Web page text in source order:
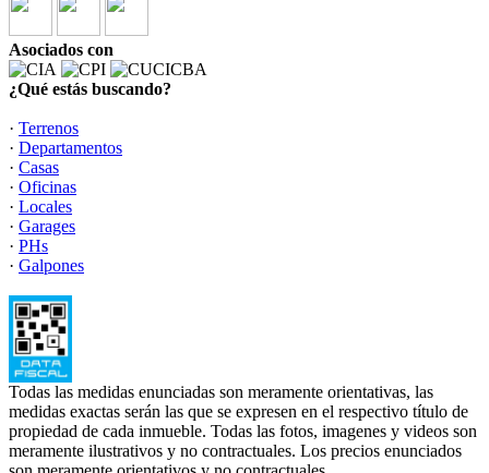
Asociados con
¿Qué estás buscando?
· Terrenos
· Departamentos
· Casas
· Oficinas
· Locales
· Garages
· PHs
· Galpones
Todas las medidas enunciadas son meramente orientativas, las
medidas exactas serán las que se expresen en el respectivo título de
propiedad de cada inmueble. Todas las fotos, imagenes y videos son
meramente ilustrativos y no contractuales. Los precios enunciados